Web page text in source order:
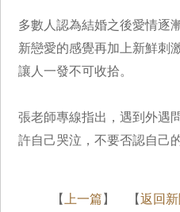
多數人認為結婚之後愛情逐
新戀愛的感覺再加上新鮮刺
讓人一發不可收拾。
張老師專線指出，遇到外遇
許自己哭泣，不要否認自己
【 上一篇 】 【返回